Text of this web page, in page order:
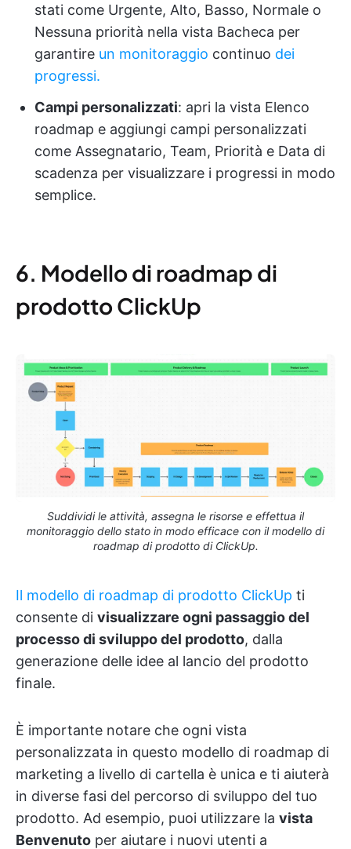
stati come Urgente, Alto, Basso, Normale o
Nessuna priorità nella vista Bacheca per
garantire un monitoraggio continuo dei
progressi.
Campi personalizzati: apri la vista Elenco
roadmap e aggiungi campi personalizzati
come Assegnatario, Team, Priorità e Data di
scadenza per visualizzare i progressi in modo
semplice.
6. Modello di roadmap di
prodotto ClickUp
Suddividi le attività, assegna le risorse e effettua il
monitoraggio dello stato in modo efficace con il modello di
roadmap di prodotto di ClickUp.
Il modello di roadmap di prodotto ClickUp ti
consente di visualizzare ogni passaggio del
processo di sviluppo del prodotto, dalla
generazione delle idee al lancio del prodotto
finale.
È importante notare che ogni vista
personalizzata in questo modello di roadmap di
marketing a livello di cartella è unica e ti aiuterà
in diverse fasi del percorso di sviluppo del tuo
prodotto. Ad esempio, puoi utilizzare la vista
Benvenuto per aiutare i nuovi utenti a